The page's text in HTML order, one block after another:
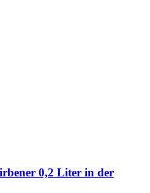
0,2 Liter in der